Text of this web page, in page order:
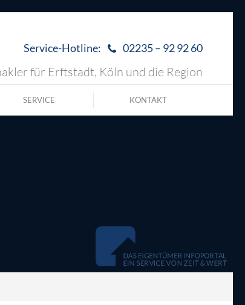
Service-Hotline: 02235 – 92 92 60
für Erftstadt, Köln und die Region
SERVICE KONTAKT